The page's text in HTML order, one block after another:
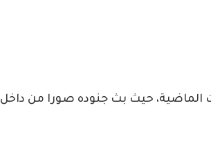
الماضية، حيث بث جنوده صورا من داخل